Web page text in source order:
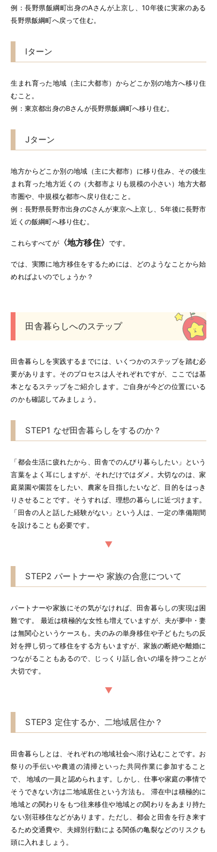
例：長野県飯綱町出身のAさんが上京し、10年後に実家のある
長野県飯綱町へ戻って住む。
Iターン
生まれ育った地域（主に大都市）からどこか別の地方へ移り住
むこと。
例：東京都出身のBさんが長野県飯綱町へ移り住む。
Jターン
地方からどこか別の地域（主に大都市）に移り住み、その後生
まれ育った地方近くの（大都市よりも規模の小さい）地方大都
市圏や、中規模な都市へ戻り住むこと。
例：長野県長野市出身のCさんが東京へ上京し、5年後に長野市
近くの飯綱町へ移り住む。
これらすべてが〈地方移住〉 です。
では、実際に地方移住をするためには、どのようなことから始
めればよいのでしょうか？
田舎暮らしへのステップ
田舎暮らしを実践するまでには、いくつかのステップを踏む必
要があります。そのプロセスは人それぞれですが、ここでは基
本となるステップをご紹介します。ご自身が今どの位置にいる
のかも確認してみましょう。
STEP1 なぜ田舎暮らしをするのか？
「都会生活に疲れたから、田舎でのんびり暮らしたい」という
言葉をよく耳にしますが、それだけではダメ。大切なのは、家
庭菜園や園芸をしたい、農家を目指したいなど、目的をはっき
りさせることです。そうすれば、理想の暮らしに近づけます。
「田舎の人と話した経験がない」という人は、一定の準備期間
を設けることも必要です。
STEP2 パートナーや 家族の合意について
パートナーや家族にその気がなければ、田舎暮らしの実現は困
難です。 最近は積極的な女性も増えていますが、夫が夢中・妻
は無関心というケースも。夫のみの単身移住や子どもたちの反
対を押し切って移住をする方もいますが、家族の断絶や離婚に
つながることもあるので、じっくり話し合いの場を持つことが
大切です。
STEP3 定住するか、二地域居住か？
田舎暮らしとは、それぞれの地域社会へ溶け込むことです。お
祭りの手伝いや農道の清掃といった共同作業に参加すること
で、 地域の一員と認められます。しかし、仕事や家庭の事情で
そうできない方は二地域居住という方法も。 滞在中は積極的に
地域との関わりをもつ往来移住や地域との関わりをあまり持た
ない別荘移住などがあります。ただし、都会と田舎を行き来す
るため交通費や、夫婦別行動による関係の亀裂などのリスクも
頭に入れましょう。